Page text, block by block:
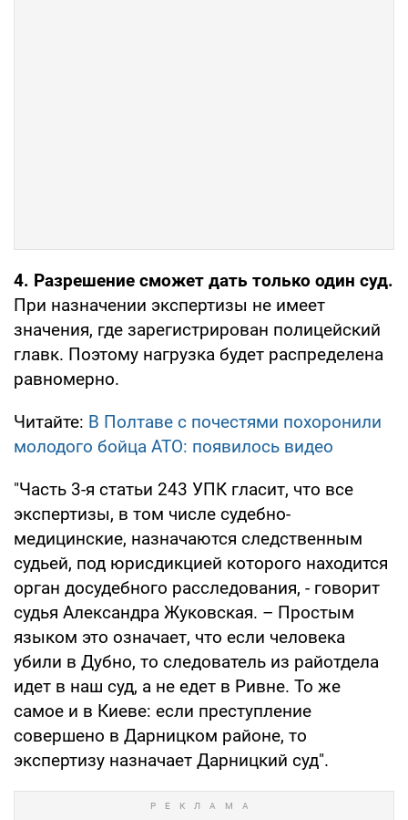
4. Разрешение сможет дать только один суд.
При назначении экспертизы не имеет
значения, где зарегистрирован полицейский
главк. Поэтому нагрузка будет распределена
равномерно.
Читайте: В Полтаве с почестями похоронили
молодого бойца АТО: появилось видео
"Часть 3-я статьи 243 УПК гласит, что все
экспертизы, в том числе судебно-
медицинские, назначаются следственным
судьей, под юрисдикцией которого находится
орган досудебного расследования, - говорит
судья Александра Жуковская. – Простым
языком это означает, что если человека
убили в Дубно, то следователь из райотдела
идет в наш суд, а не едет в Ривне. То же
самое и в Киеве: если преступление
совершено в Дарницком районе, то
экспертизу назначает Дарницкий суд".